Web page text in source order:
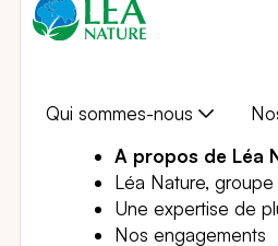
Qui sommes-nous
A propos de Léa
Léa Nature,
Une expertise de
Nos engagements